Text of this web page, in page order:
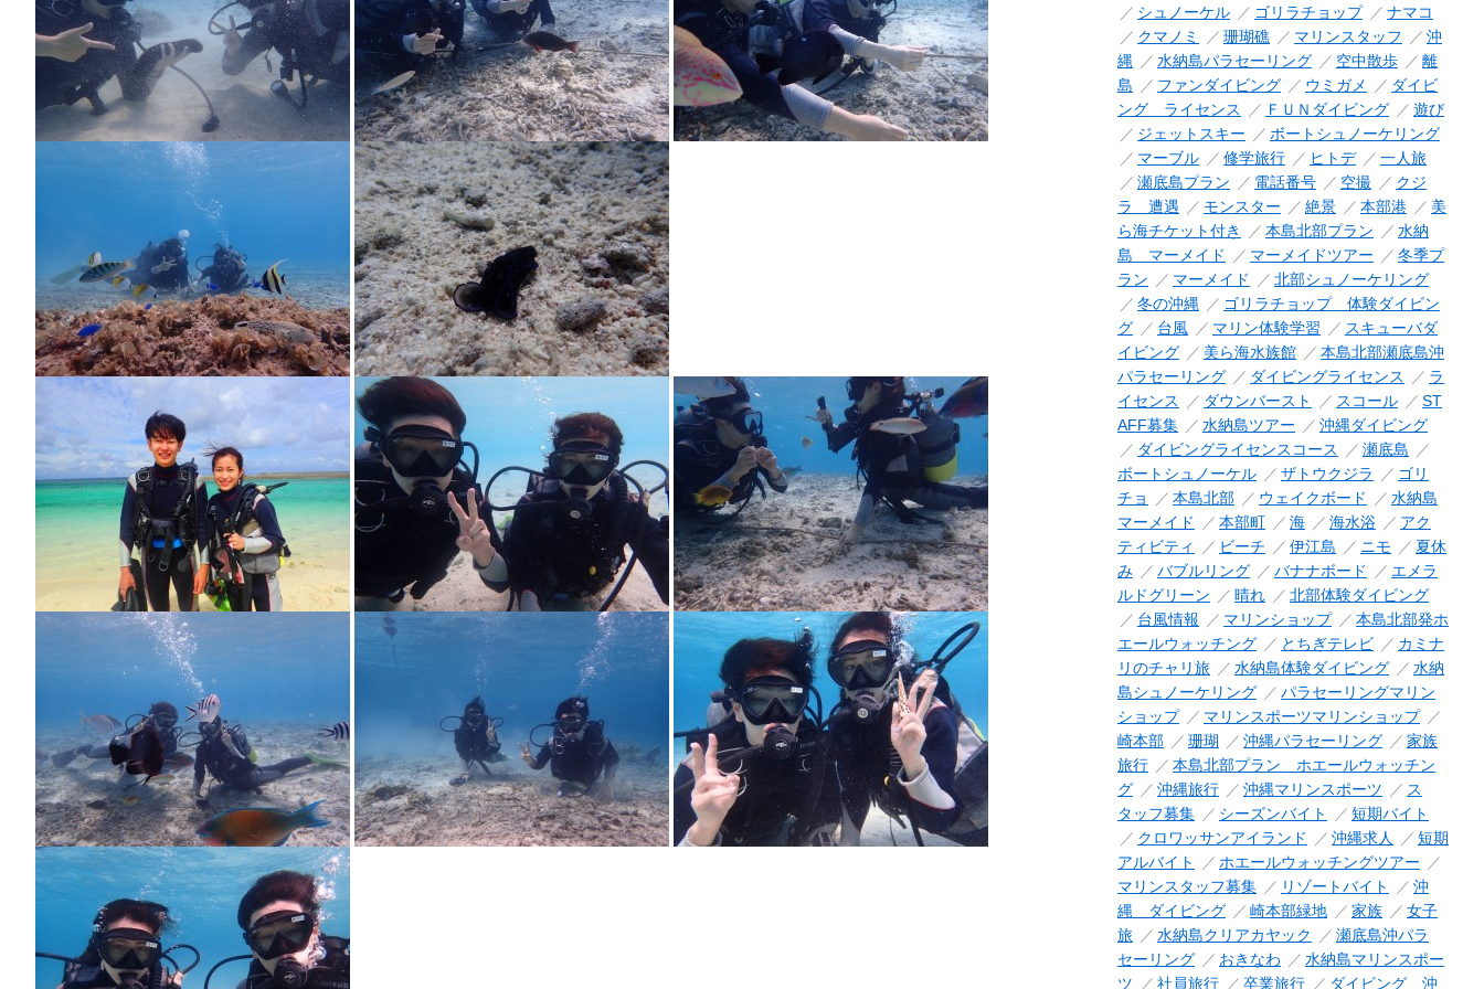
シュノーケル ゴリラチョップ
ナマコ
クマノミ
珊瑚礁 マリンスタッフ
沖
縄
水納島パラセーリング 空中散歩
離
島
ファンダイビング ウミガメ
ダイビ
ング ライセンス
ＦＵＮダイビング
遊び
ジェットスキー
ボートシュノーケリング
マーブル
修学旅行 ヒトデ
一人旅
瀬底島プラン
電話番号 空撮
クジ
ラ 遭遇
モンスター 絶景 本部港
美
ら海チケット付き
本島北部プラン
水納
島 マーメイド
マーメイドツアー
冬季プ
ラン
マーメイド
北部シュノーケリング
冬の沖縄
ゴリラチョップ 体験ダイビン
グ
台風 マリン体験学習
スキューバダ
イビング
美ら海水族館
本島北部瀬底島沖
パラセーリング
ダイビングライセンス
ラ
イセンス
ダウンバースト スコール
ST
AFF募集
水納島ツアー
沖縄ダイビング
ダイビングライセンスコース
瀬底島
ボートシュノーケル
ザトウクジラ
ゴリ
チョ
本島北部 ウェイクボード
水納島
マーメイド
本部町 海 海水浴
アク
ティビティ
ビーチ 伊江島 ニモ
夏休
み
バブルリング バナナボード
エメラ
ルドグリーン
晴れ
北部体験ダイビング
台風情報
マリンショップ
本島北部発ホ
エールウォッチング
とちぎテレビ
カミナ
リのチャリ旅
水納島体験ダイビング
水納
島シュノーケリング
パラセーリングマリン
ショップ
マリンスポーツマリンショップ
崎本部
珊瑚 沖縄パラセーリング
家族
旅行
本島北部プラン ホエールウォッチン
グ
沖縄旅行 沖縄マリンスポーツ
ス
タッフ募集
シーズンバイト
短期バイト
クロワッサンアイランド
沖縄求人
短期
アルバイト
ホエールウォッチングツアー
マリンスタッフ募集
リゾートバイト
沖
縄 ダイビング
崎本部緑地 家族
女子
旅
水納島クリアカヤック
瀬底島沖パラ
セーリング
おきなわ
水納島マリンスポー
ツ
社員旅行 卒業旅行 ダイビング 沖